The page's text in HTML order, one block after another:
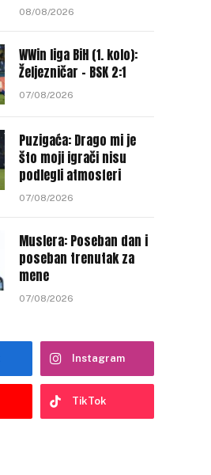
08/08/2026
WWin liga BiH (1. kolo):
Željezničar – BSK 2:1
07/08/2026
Puzigaća: Drago mi je
što moji igrači nisu
podlegli atmosferi
07/08/2026
Muslera: Poseban dan i
poseban trenutak za
mene
07/08/2026
Instagram
TikTok